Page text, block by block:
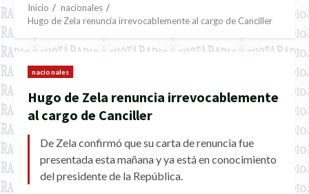
Inicio
nacionales
Hugo de Zela renuncia irrevocablemente al cargo de Canciller
nacionales
Hugo de Zela renuncia irrevocablemente
al cargo de Canciller
De Zela confirmó que su carta de renuncia fue
presentada esta mañana y ya está en conocimiento
del presidente de la República.